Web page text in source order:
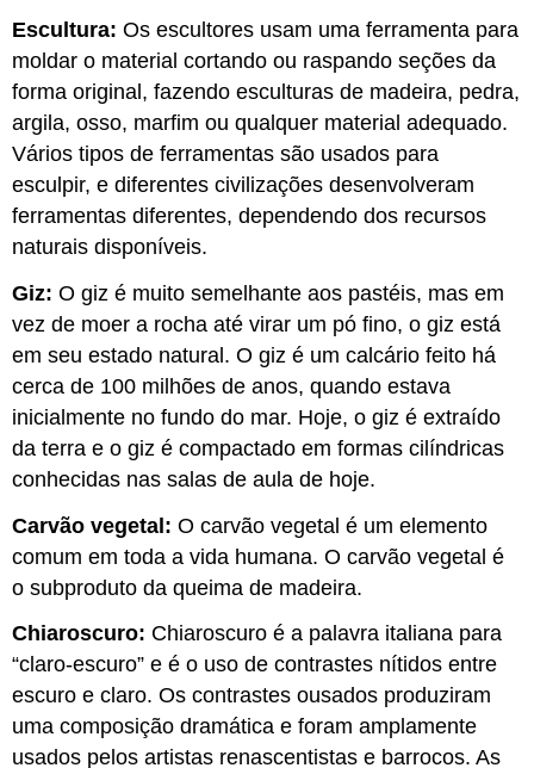
Escultura: Os escultores usam uma ferramenta para
moldar o material cortando ou raspando seções da
forma original, fazendo esculturas de madeira, pedra,
argila, osso, marfim ou qualquer material adequado.
Vários tipos de ferramentas são usados para
esculpir, e diferentes civilizações desenvolveram
ferramentas diferentes, dependendo dos recursos
naturais disponíveis.
Giz: O giz é muito semelhante aos pastéis, mas em
vez de moer a rocha até virar um pó fino, o giz está
em seu estado natural. O giz é um calcário feito há
cerca de 100 milhões de anos, quando estava
inicialmente no fundo do mar. Hoje, o giz é extraído
da terra e o giz é compactado em formas cilíndricas
conhecidas nas salas de aula de hoje.
Carvão vegetal: O carvão vegetal é um elemento
comum em toda a vida humana. O carvão vegetal é
o subproduto da queima de madeira.
Chiaroscuro: Chiaroscuro é a palavra italiana para
“claro-escuro” e é o uso de contrastes nítidos entre
escuro e claro. Os contrastes ousados produziram
uma composição dramática e foram amplamente
usados pelos artistas renascentistas e barrocos. As